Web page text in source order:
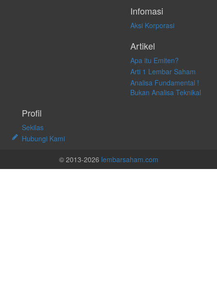
Infomasi
Aksi Korporasi
Artikel
Apa itu Emiten?
Arti 1 Lembar Saham
Analisa Fundamental !
Bukan Analisa Teknikal
Profil
Sekilas
Hubungi Kami
© 2013-2026 lembarsaham.com